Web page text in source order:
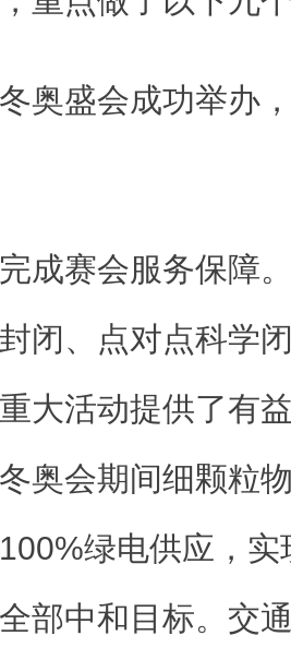
盛会成功举办，
赛会服务保障。
闭、点对点科学
大活动提供了有
奥会期间细颗粒
绿电供应，
部中和目标。交